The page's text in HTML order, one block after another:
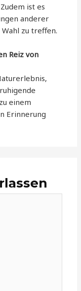
ist es
anderer
zu treffen.
Reiz von
einem
Erinnerung